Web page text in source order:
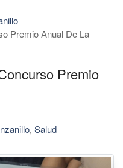
Premio Anual De La
Premio
, Salud